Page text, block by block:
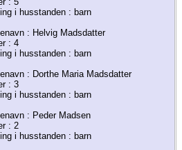
i husstanden : barn
: Helvig Madsdatter
: 4
i husstanden : barn
: Dorthe Maria Madsdatter
: 3
i husstanden : barn
: Peder Madsen
: 2
i husstanden : barn